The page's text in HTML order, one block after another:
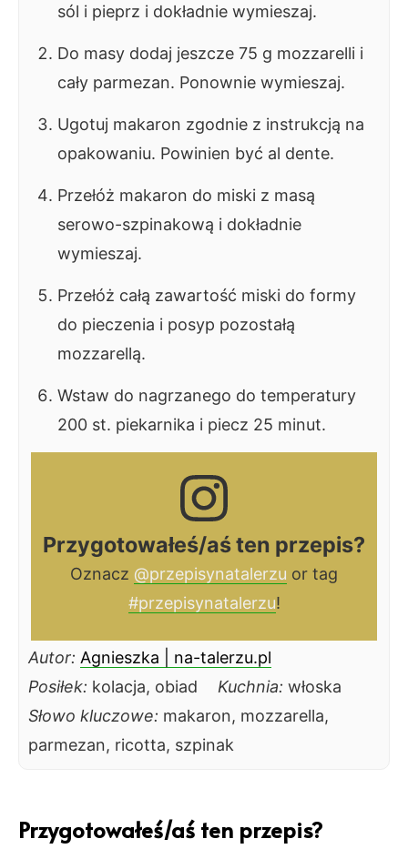
sól i pieprz i dokładnie wymieszaj.
Do masy dodaj jeszcze 75 g mozzarelli i
cały parmezan. Ponownie wymieszaj.
Ugotuj makaron zgodnie z instrukcją na
opakowaniu. Powinien być al dente.
Przełóż makaron do miski z masą
serowo-szpinakową i dokładnie
wymieszaj.
Przełóż całą zawartość miski do formy
do pieczenia i posyp pozostałą
mozzarellą.
Wstaw do nagrzanego do temperatury
200 st. piekarnika i piecz 25 minut.
Przygotowałeś/aś ten przepis?
Oznacz @przepisynatalerzu or tag
#przepisynatalerzu!
Autor: Agnieszka | na-talerzu.pl
Posiłek: kolacja, obiad Kuchnia: włoska
Słowo kluczowe: makaron, mozzarella,
parmezan, ricotta, szpinak
Przygotowałeś/aś ten przepis?